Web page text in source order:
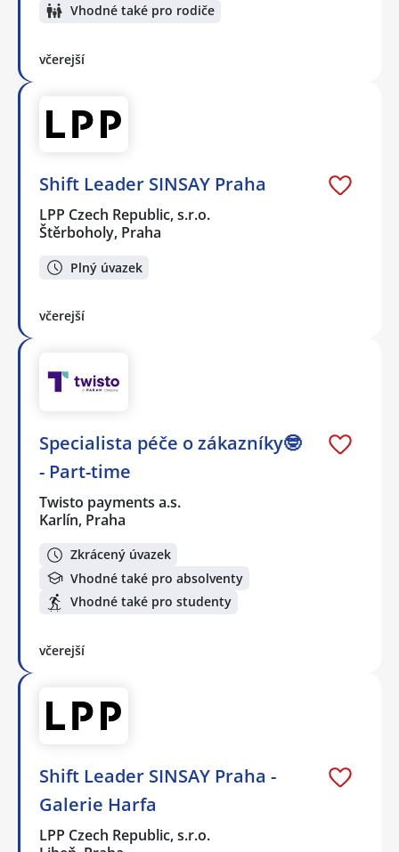
Vhodné také pro rodiče
včerejší
Shift Leader SINSAY Praha
LPP Czech Republic, s.r.o.
Štěrboholy, Praha
Plný úvazek
včerejší
Specialista péče o zákazníky🤓
- Part-time
Twisto payments a.s.
Karlín, Praha
Zkrácený úvazek
Vhodné také pro absolventy
Vhodné také pro studenty
včerejší
Shift Leader SINSAY Praha -
Galerie Harfa
LPP Czech Republic, s.r.o.